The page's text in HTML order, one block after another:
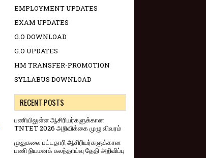
EMPLOYMENT UPDATES
EXAM UPDATES
G.O DOWNLOAD
G.O UPDATES
HM TRANSFER-PROMOTION
SYLLABUS DOWNLOAD
RECENT POSTS
பணியிலுள்ள ஆசிரியர்களுக்கான
TNTET 2026 அறிவிக்கை முழு விவரம்
முதுகலை பட்டதாரி ஆசிரியர்களுக்கான
பணி நியமனக் கலந்தாய்வு தேதி அறிவிப்பு